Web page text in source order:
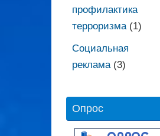
профилактика
терроризма(1)
Социальная
реклама(3)
Опрос